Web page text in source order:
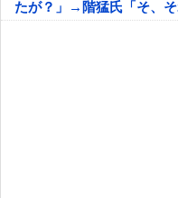
たが？」→階猛氏「そ、そ